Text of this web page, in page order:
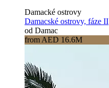
Damacké ostrovy
Damacské ostrovy, fáze II
od Damac
from AED 16.6M